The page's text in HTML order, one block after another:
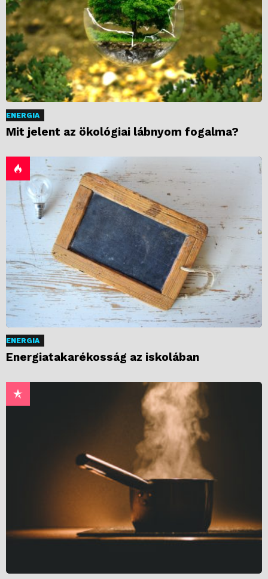
ENERGIA
Mit jelent az ökológiai lábnyom fogalma?
ENERGIA
Energiatakarékosság az iskolában